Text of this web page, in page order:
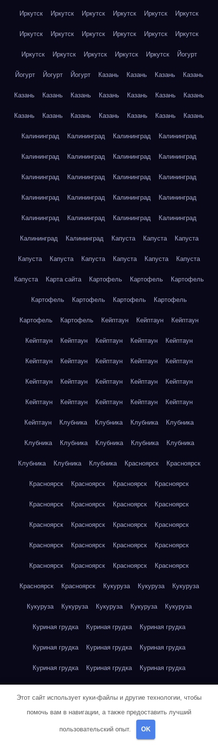
Иркутск Иркутск Иркутск Иркутск Иркутск Иркутск
Иркутск Иркутск Иркутск Иркутск Иркутск Иркутск
Иркутск Иркутск Иркутск Иркутск Иркутск Йогурт
Йогурт Йогурт Йогурт Казань Казань Казань Казань
Казань Казань Казань Казань Казань Казань Казань
Казань Казань Казань Казань Казань Казань Казань
Калининград Калининград Калининград Калининград
Калининград Калининград Калининград Калининград
Калининград Калининград Калининград Калининград
Калининград Калининград Калининград Калининград
Калининград Калининград Калининград Калининград
Калининград Калининград Капуста Капуста Капуста
Капуста Капуста Капуста Капуста Капуста Капуста
Капуста Карта сайта Картофель Картофель Картофель
Картофель Картофель Картофель Картофель
Картофель Картофель Кейптаун Кейптаун Кейптаун
Кейптаун Кейптаун Кейптаун Кейптаун Кейптаун
Кейптаун Кейптаун Кейптаун Кейптаун Кейптаун
Кейптаун Кейптаун Кейптаун Кейптаун Кейптаун
Кейптаун Кейптаун Кейптаун Кейптаун Кейптаун
Кейптаун Клубника Клубника Клубника Клубника
Клубника Клубника Клубника Клубника Клубника
Клубника Клубника Клубника Красноярск Красноярск
Красноярск Красноярск Красноярск Красноярск
Красноярск Красноярск Красноярск Красноярск
Красноярск Красноярск Красноярск Красноярск
Красноярск Красноярск Красноярск Красноярск
Красноярск Красноярск Красноярск Красноярск
Красноярск Красноярск Кукуруза Кукуруза Кукуруза
Кукуруза Кукуруза Кукуруза Кукуруза Кукуруза
Куриная грудка Куриная грудка Куриная грудка
Куриная грудка Куриная грудка Куриная грудка
Куриная грудка Куриная грудка Куриная грудка
Куриное яйцо
Куриное яйцо Куриное яйцо
Этот сайт использует куки-файлы и другие технологии, чтобы
помочь вам в навигации, а также предоставить лучший
пользовательский опыт. OK